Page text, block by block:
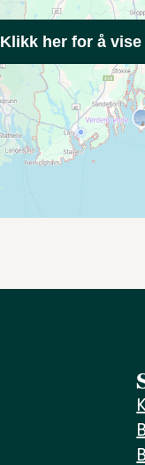
Klikk her for å